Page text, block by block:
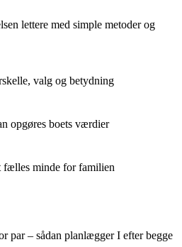
lettere med simple metoder og
valg og betydning
opgøres boets værdier
fælles minde for familien
par – sådan planlægger I efter begge